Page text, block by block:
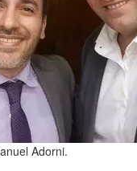
Adorni.